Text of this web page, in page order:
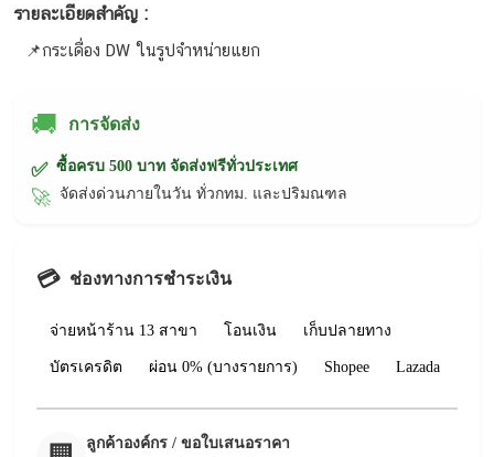
รายละเอียดสำคัญ :
📌กระเดื่อง DW ในรูปจำหน่ายแยก
🚚 การจัดส่ง
✅ ซื้อครบ 500 บาท จัดส่งฟรีทั่วประเทศ
🚀 จัดส่งด่วนภายในวัน ทั่วกทม. และปริมณฑล
💳 ช่องทางการชำระเงิน
จ่ายหน้าร้าน 13 สาขา โอนเงิน เก็บปลายทาง
บัตรเครดิต ผ่อน 0% (บางรายการ) Shopee Lazada
ลูกค้าองค์กร / ขอใบเสนอราคา